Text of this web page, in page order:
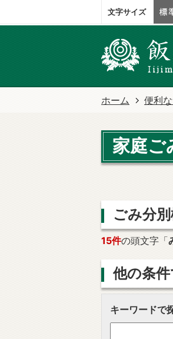
文字サイズ
ホーム 便利
家庭ご
ごみ分
15件の頭文字「
他の条
キーワードで